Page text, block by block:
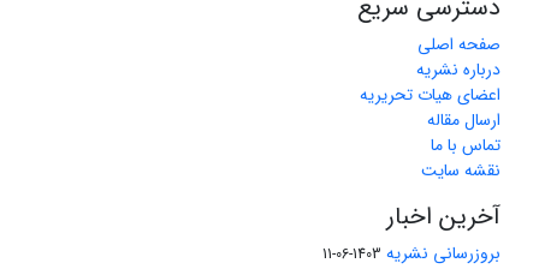
دسترسی سریع
صفحه اصلی
درباره نشریه
اعضای هیات تحریریه
ارسال مقاله
تماس با ما
نقشه سایت
آخرین اخبار
بروزرسانی نشریه 1403-06-11